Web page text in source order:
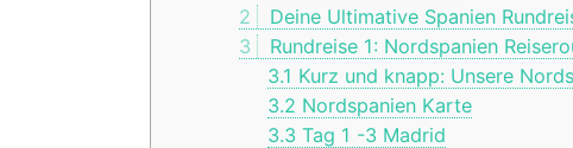
2
Deine Ultimative Spanien
3
Rundreise 1: Nordspanien
3.1 Kurz und knapp: Unsere
3.2 Nordspanien Karte
3.3 Tag 1 -3 Madrid